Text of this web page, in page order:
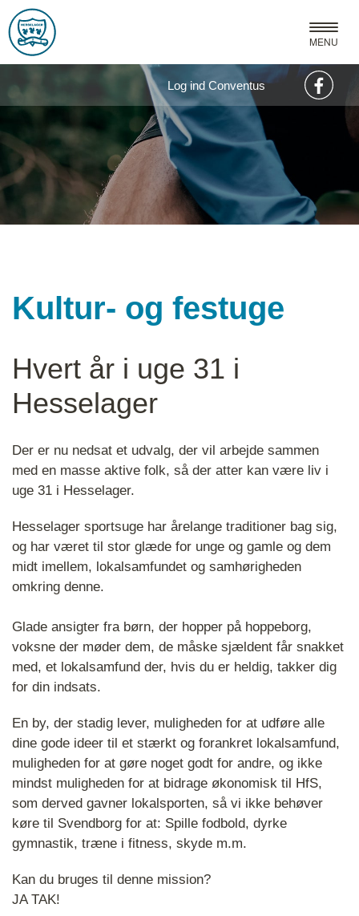
Log ind Conventus
Kultur- og festuge
Hvert år i uge 31 i
Hesselager
Der er nu nedsat et udvalg, der vil arbejde sammen
med en masse aktive folk, så der atter kan være liv i
uge 31 i Hesselager.
Hesselager sportsuge har årelange traditioner bag sig,
og har været til stor glæde for unge og gamle og dem
midt imellem, lokalsamfundet og samhørigheden
omkring denne.
Glade ansigter fra børn, der hopper på hoppeborg,
voksne der møder dem, de måske sjældent får snakket
med, et lokalsamfund der, hvis du er heldig, takker dig
for din indsats.
En by, der stadig lever, muligheden for at udføre alle
dine gode ideer til et stærkt og forankret lokalsamfund,
muligheden for at gøre noget godt for andre, og ikke
mindst muligheden for at bidrage økonomisk til HfS,
som derved gavner lokalsporten, så vi ikke behøver
køre til Svendborg for at: Spille fodbold, dyrke
gymnastik, træne i fitness, skyde m.m.
Kan du bruges til denne mission?
JA TAK!
MENU